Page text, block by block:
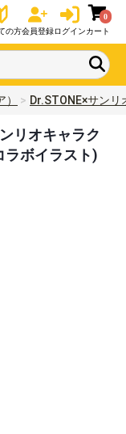
の方会員登録ログイン
0
カート
Dr.STONE×サン
リオキャラク
ラボイラスト)